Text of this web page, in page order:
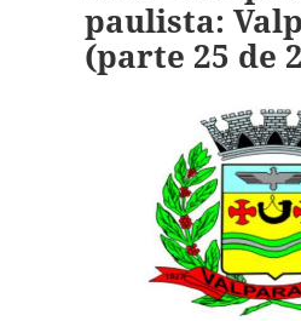
paulista:
(parte 25 de